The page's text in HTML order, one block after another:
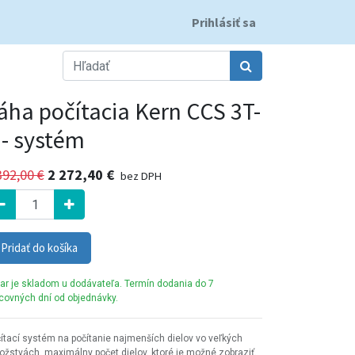
Prihlásiť sa
počítacia Kern CCS 3T-
systém
€ 2 272,40 € bez DPH
Pridať do košíka
je skladom u dodávateľa. Termín dodania do 7
dní od objednávky.
systém na počítanie najmenších dielov vo veľkých
maximálny počet dielov, ktoré je možné zobraziť,